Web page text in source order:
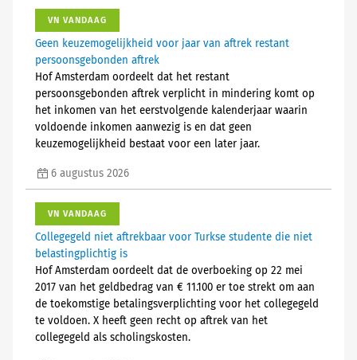
VN VANDAAG
Geen keuzemogelijkheid voor jaar van aftrek restant
persoonsgebonden aftrek
Hof Amsterdam oordeelt dat het restant
persoonsgebonden aftrek verplicht in mindering komt op
het inkomen van het eerstvolgende kalenderjaar waarin
voldoende inkomen aanwezig is en dat geen
keuzemogelijkheid bestaat voor een later jaar.
6 augustus 2026
VN VANDAAG
Collegegeld niet aftrekbaar voor Turkse studente die niet
belastingplichtig is
Hof Amsterdam oordeelt dat de overboeking op 22 mei
2017 van het geldbedrag van € 11.100 er toe strekt om aan
de toekomstige betalingsverplichting voor het collegegeld
te voldoen. X heeft geen recht op aftrek van het
collegegeld als scholingskosten.